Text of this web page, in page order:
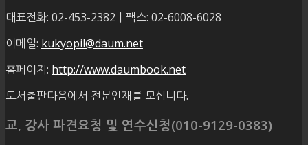
대표전화: 02-453-2382ㅣ팩스: 02-6008-6028
이메일: kukyopil@daum.net
홈페이지: http://www.daumbook.net
도서출판다음에서 전문인재를 모십니다.
교, 강사 파견요청 및 연수신청(010-9129-0383)